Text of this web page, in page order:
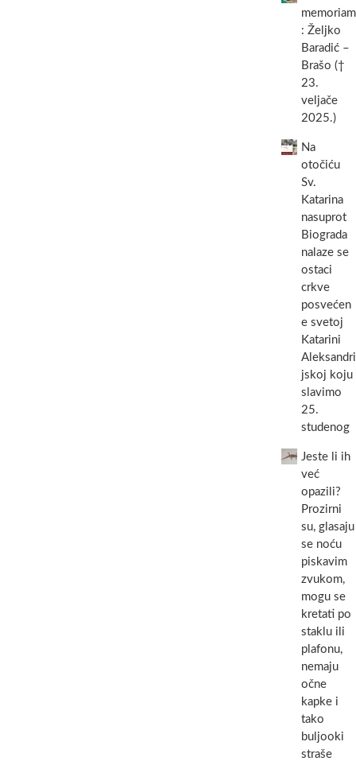
memoriam
: Željko
Baradić –
Brašo (†
23.
veljače
2025.)
Na
otočiću
Sv.
Katarina
nasuprot
Biograda
nalaze se
ostaci
crkve
posvećen
e svetoj
Katarini
Aleksandri
jskoj koju
slavimo
25.
studenog
Jeste li ih
već
opazili?
Prozirni
su, glasaju
se noću
piskavim
zvukom,
mogu se
kretati po
staklu ili
plafonu,
nemaju
očne
kapke i
tako
buljooki
straše